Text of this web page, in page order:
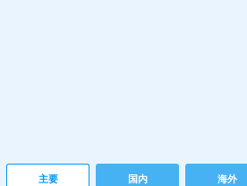
主要 国内 海外